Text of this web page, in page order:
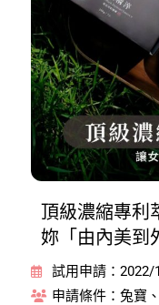
頂級濃縮專利
妳「由內美到
試用申請：
申請條件：兔寶